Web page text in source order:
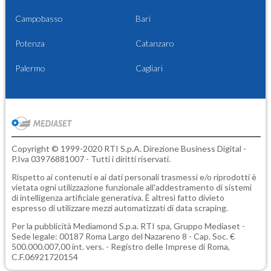
Campobasso Bari
Potenza Catanzaro
Palermo Cagliari
Copyright © 1999-2020 RTI S.p.A. Direzione Business Digital -
P.Iva 03976881007 - Tutti i diritti riservati.
Rispetto ai contenuti e ai dati personali trasmessi e/o riprodotti è
vietata ogni utilizzazione funzionale all'addestramento di sistemi
di intelligenza artificiale generativa. È altresì fatto divieto
espresso di utilizzare mezzi automatizzati di data scraping.
Per la pubblicità Mediamond S.p.a. RTI spa, Gruppo Mediaset -
Sede legale: 00187 Roma Largo del Nazareno 8 - Cap. Soc. €
500.000.007,00 int. vers. - Registro delle Imprese di Roma,
C.F.06921720154